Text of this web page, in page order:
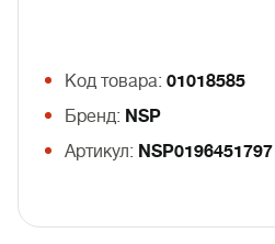
Код товара: 01018585
Бренд: NSP
Артикул: NSP0196451797